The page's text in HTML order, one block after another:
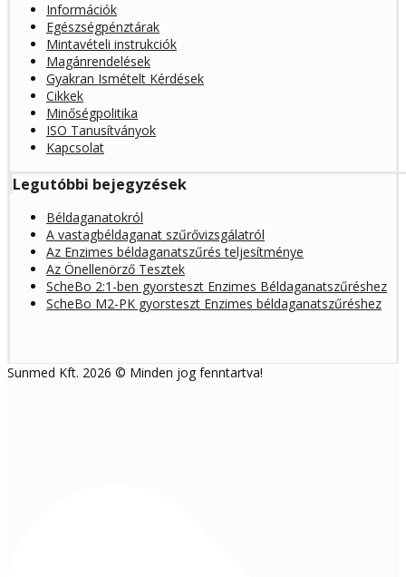
Információk
Egészségpénztárak
Mintavételi instrukciók
Magánrendelések
Gyakran Ismételt Kérdések
Cikkek
Minőségpolitika
ISO Tanusítványok
Kapcsolat
Legutóbbi bejegyzések
Béldaganatokról
A vastagbéldaganat szűrővizsgálatról
Az Enzimes béldaganatszűrés teljesítménye
Az Önellenörző Tesztek
ScheBo 2:1-ben gyorsteszt Enzimes Béldaganatszűréshez
ScheBo M2-PK gyorsteszt Enzimes béldaganatszűréshez
Sunmed Kft. 2026 © Minden jog fenntartva!